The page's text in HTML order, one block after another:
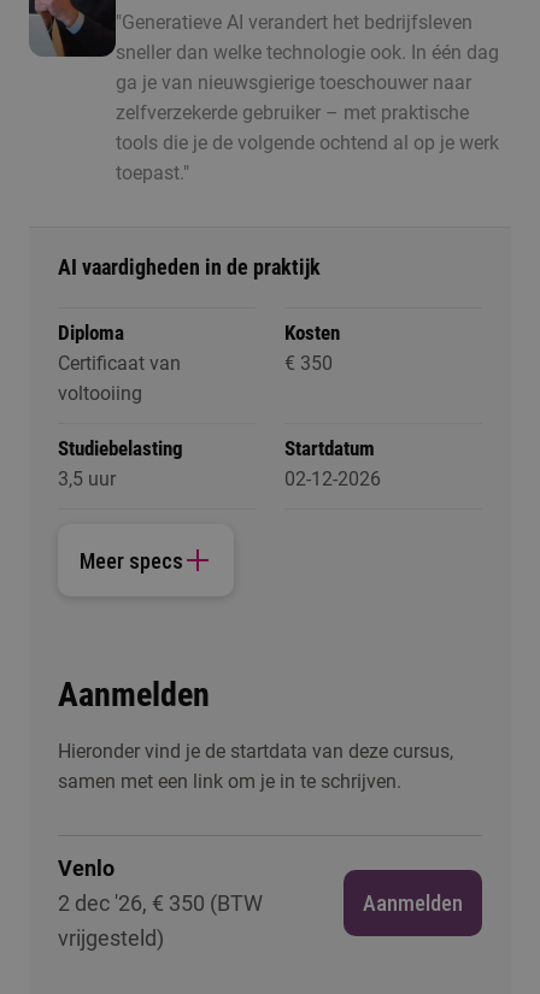
"Generatieve AI verandert het bedrijfsleven
sneller dan welke technologie ook. In één dag
ga je van nieuwsgierige toeschouwer naar
zelfverzekerde gebruiker – met praktische
tools die je de volgende ochtend al op je werk
toepast."
AI vaardigheden in de praktijk
Diploma
Certificaat van
voltooiing
Kosten
€ 350
Studiebelasting
3,5 uur
Startdatum
02-12-2026
Meer specs
Aanmelden
Hieronder vind je de startdata van deze cursus,
samen met een link om je in te schrijven.
Venlo
2 dec '26, € 350 (BTW
vrijgesteld)
Aanmelden